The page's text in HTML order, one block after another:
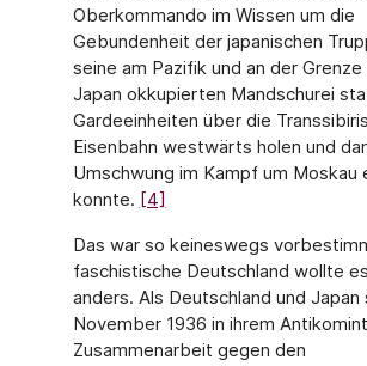
Oberkommando im Wissen um die
Gebundenheit der japanischen
seine am Pazifik und an der Grenze
Japan okkupierten Mandschurei
Gardeeinheiten über die
Eisenbahn westwärts holen und
Umschwung im Kampf um Moskau
konnte. [4]
Das war so keineswegs
faschistische Deutschland wollte
anders. Als Deutschland und Japan
November 1936 in ihrem
Zusammenarbeit gegen den